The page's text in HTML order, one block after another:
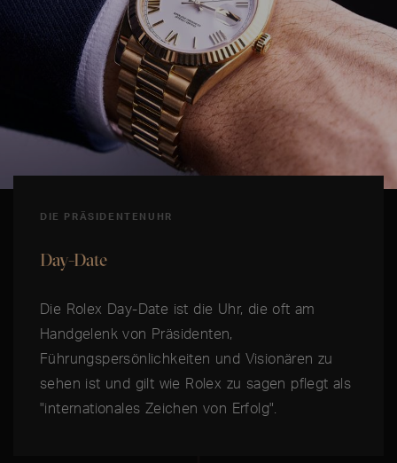
DIE PRÄSIDENTENUHR
Day-Date
Die Rolex Day-Date ist die Uhr, die oft am
Handgelenk von Präsidenten,
Führungspersönlichkeiten und Visionären zu
sehen ist und gilt wie Rolex zu sagen pflegt als
"internationales Zeichen von Erfolg".